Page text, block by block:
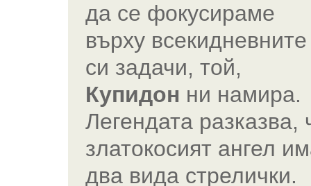
да се фокусираме
върху всекидневните
си задачи, той,
Купидон ни намира.
Легендата разказва,
златокосият ангел
два вида стрелички.